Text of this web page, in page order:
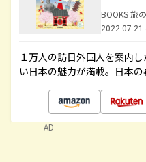
BOOKS 旅
2022.07.21
１万人の訪日外国人を案内
い日本の魅力が満載。日本の
AD